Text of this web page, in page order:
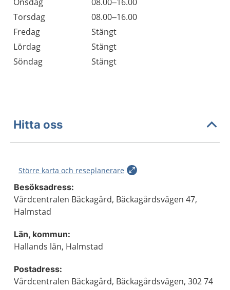
Torsdag
08.00–16.00
Fredag
Stängt
Lördag
Stängt
Söndag
Stängt
Hitta oss
Större karta och reseplanerare
Besöksadress:
Vårdcentralen Bäckagård, Bäckagårdsvägen 47,
Halmstad
Län, kommun:
Hallands län, Halmstad
Postadress:
Vårdcentralen Bäckagård, Bäckagårdsvägen, 302 74